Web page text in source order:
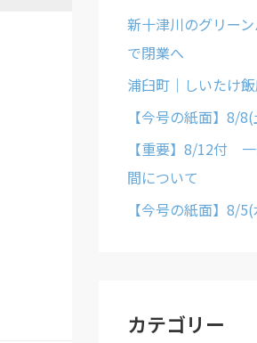
新十津川のグリー
で閉業へ
浦臼町｜しいたけ飯
【今号の紙面】8/
【重要】8/12付
間について
【今号の紙面】8/
カテゴリー